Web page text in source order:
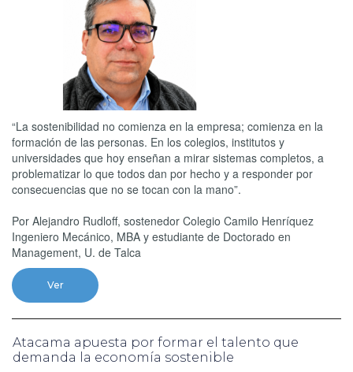
“La sostenibilidad no comienza en la empresa; comienza en la
formación de las personas. En los colegios, institutos y
universidades que hoy enseñan a mirar sistemas completos, a
problematizar lo que todos dan por hecho y a responder por
consecuencias que no se tocan con la mano”.
Por Alejandro Rudloff, sostenedor Colegio Camilo Henríquez
Ingeniero Mecánico, MBA y estudiante de Doctorado en
Management, U. de Talca
Ver
Atacama apuesta por formar el talento que
demanda la economía sostenible